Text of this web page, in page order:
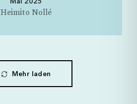
Mai 2025
Heimito Nollé
Mehr laden